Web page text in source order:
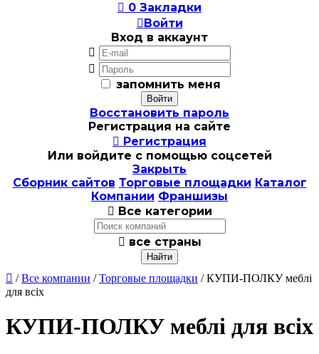
 0 Закладки
Войти
Вход в аккаунт


запомнить меня
Восстановить пароль
Регистрация на сайте
 Регистрация
Или войдите с помощью соцсетей
Закрыть
Сборник сайтов Торговые площадки Каталог
Компании Франшизы
 Все категории
 все страны
 /Все компании /Торговые площадки / КУПИ-ПОЛКУ меблі
для всіх
КУПИ-ПОЛКУ меблі для всіх